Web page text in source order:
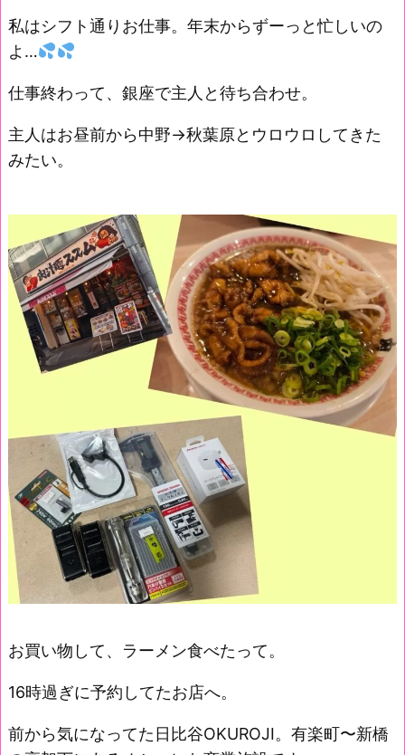
私はシフト通りお仕事。年末からずーっと忙しいの
よ…
仕事終わって、銀座で主人と待ち合わせ。
主人はお昼前から中野→秋葉原とウロウロしてきた
みたい。
お買い物して、ラーメン食べたって。
16時過ぎに予約してたお店へ。
前から気になってた日比谷OKUROJI。有楽町〜新橋